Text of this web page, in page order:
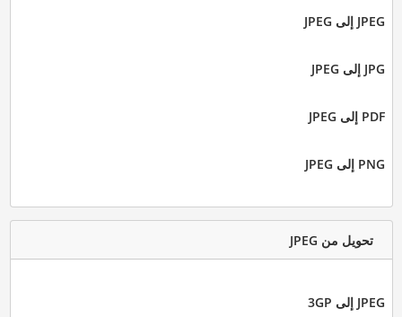
JPEG إلى JPEG
JPG إلى JPEG
PDF إلى JPEG
PNG إلى JPEG
تحويل من JPEG
JPEG إلى 3GP